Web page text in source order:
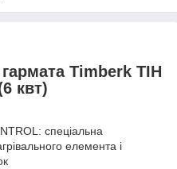
Timberk TIH
квт)
спеціальна
елемента і